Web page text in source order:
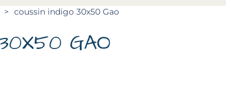
> coussin indigo 30x50 Gao
GAO